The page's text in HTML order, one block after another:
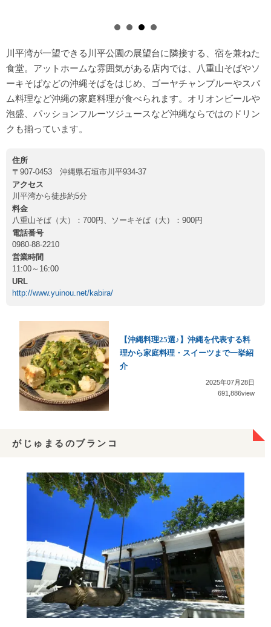
川平湾が一望できる川平公園の展望台に隣接する、宿を兼ねた
食堂。アットホームな雰囲気がある店内では、八重山そばやソ
ーキそばなどの沖縄そばをはじめ、ゴーヤチャンプルーやスパ
ム料理など沖縄の家庭料理が食べられます。オリオンビールや
泡盛、パッションフルーツジュースなど沖縄ならではのドリン
クも揃っています。
住所
〒907-0453 沖縄県石垣市川平934-37
アクセス
川平湾から徒歩約5分
料金
八重山そば（大）：700円、ソーキそば（大）：900円
電話番号
0980-88-2210
営業時間
11:00～16:00
URL
http://www.yuinou.net/kabira/
【沖縄料理25選♪】沖縄を代表する料
理から家庭料理・スイーツまで一挙紹
介
2025年07月28日
691,886view
がじゅまるのブランコ